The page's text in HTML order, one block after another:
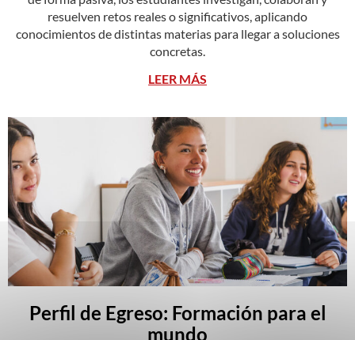
resuelven retos reales o significativos, aplicando
conocimientos de distintas materias para llegar a soluciones
concretas.
LEER MÁS
Perfil de Egreso: Formación para el
mundo